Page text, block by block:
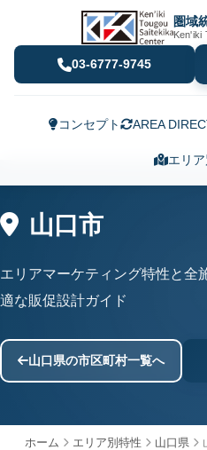
圏域
Ken'iki
03-6777-9745
コンセプト AREA
エリ
山口市
エリアマーケティング特性と全
適な販促設計ガイド
山口県の市区町村一覧へ
ホーム エリア別特性 山口県